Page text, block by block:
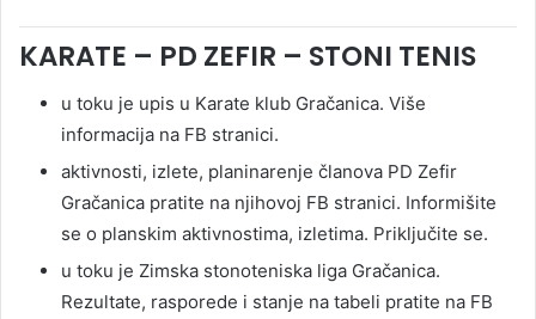
KARATE – PD ZEFIR – STONI TENIS
u toku je upis u Karate klub Gračanica. Više
informacija na FB stranici.
aktivnosti, izlete, planinarenje članova PD Zefir
Gračanica pratite na njihovoj FB stranici. Informišite
se o planskim aktivnostima, izletima. Priključite se.
u toku je Zimska stonoteniska liga Gračanica.
Rezultate, rasporede i stanje na tabeli pratite na FB